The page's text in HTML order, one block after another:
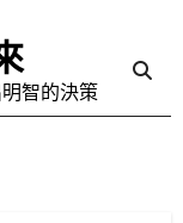
智的決策